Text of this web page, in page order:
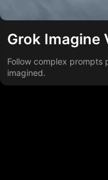
Grok Imagine
Follow complex prompts
imagined.